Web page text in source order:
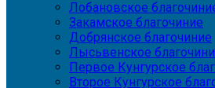
Лобановское
Закамское благочиние
Добрянское благочиние
Лысьвенское
Первое Кунгурское
Второе Кунгурское